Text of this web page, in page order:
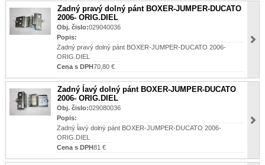
Zadný pravý dolný pánt BOXER-JUMPER-DUCATO
2006- ORIG.DIEL
Obj. čislo:029040036
Popis:
Zadný pravý dolný pánt BOXER-JUMPER-DUCATO 2006-
ORIG.DIEL
Cena s DPH70,80 €
Zadný ĺavý dolný pánt BOXER-JUMPER-DUCATO
2006- ORIG.DIEL
Obj. čislo:029080036
Popis:
Zadný ĺavý dolný pánt BOXER-JUMPER-DUCATO 2006-
ORIG.DIEL
Cena s DPH81 €